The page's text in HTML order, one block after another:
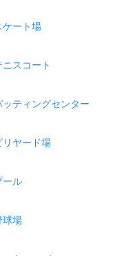
ケート場
スコート
ティングセンター
リヤード場
ール
球場